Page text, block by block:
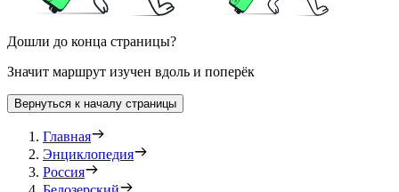
Дошли до конца страницы?
Значит маршрут изучен вдоль и поперёк
Вернуться к началу страницы
Главная
Энциклопедия
Россия